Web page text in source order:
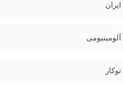
ایران
آلومینیومی
توکار